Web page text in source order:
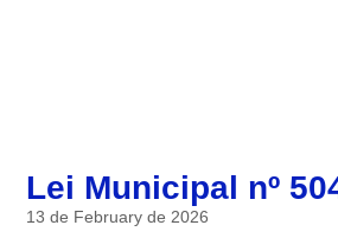
Lei Municipal nº
13 de February de 2026